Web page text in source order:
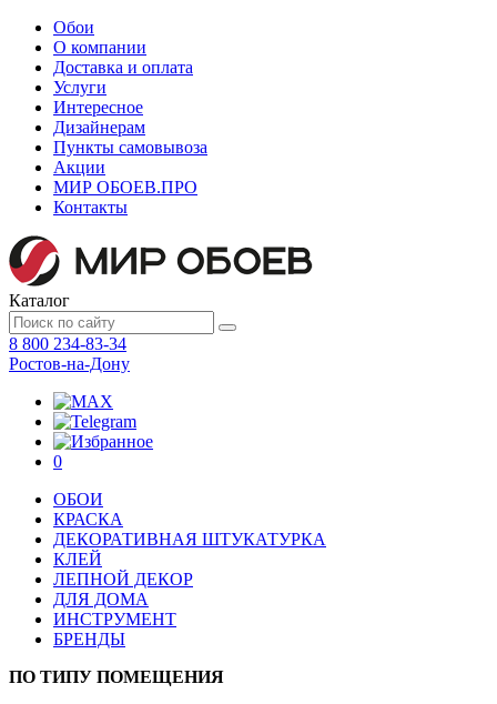
Обои
О компании
Доставка и оплата
Услуги
Интересное
Дизайнерам
Пункты самовывоза
Акции
МИР ОБОЕВ.ПРО
Контакты
Каталог
8 800 234-83-34
Ростов-на-Дону
0
ОБОИ
КРАСКА
ДЕКОРАТИВНАЯ ШТУКАТУРКА
КЛЕЙ
ЛЕПНОЙ ДЕКОР
ДЛЯ ДОМА
ИНСТРУМЕНТ
БРЕНДЫ
ПО ТИПУ ПОМЕЩЕНИЯ